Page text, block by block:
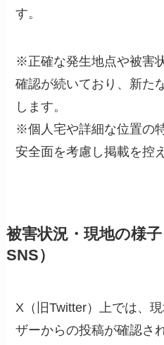
す。
※正確な発生地点や被害
確認が続いており、新た
します。
※個人宅や詳細な位置の
安全面を考慮し掲載を控
被害状況・現地の様子
SNS）
X（旧Twitter）上では、
ザーからの投稿が確認さ